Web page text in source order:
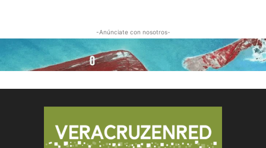
-Anúnciate con nosotros-